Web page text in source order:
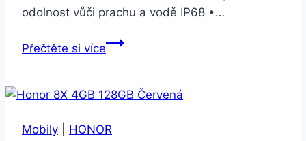
odolnost vůči prachu a vodě IP68 •…
Přečtěte si víceApple
64
–
Mobily HONOR